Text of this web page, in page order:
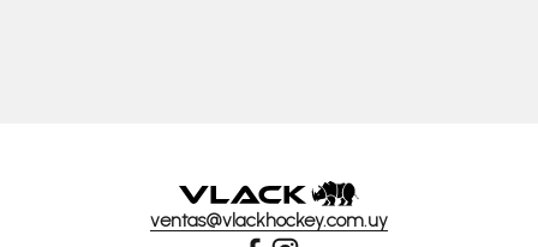
ventas@vlackhockey.com.uy